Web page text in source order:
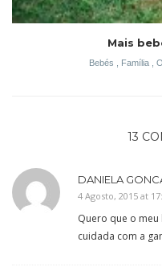
Mais
Bebés Família,
13
DANIELA
4 Agosto, 2015 at
Quero que o
cuidada com a